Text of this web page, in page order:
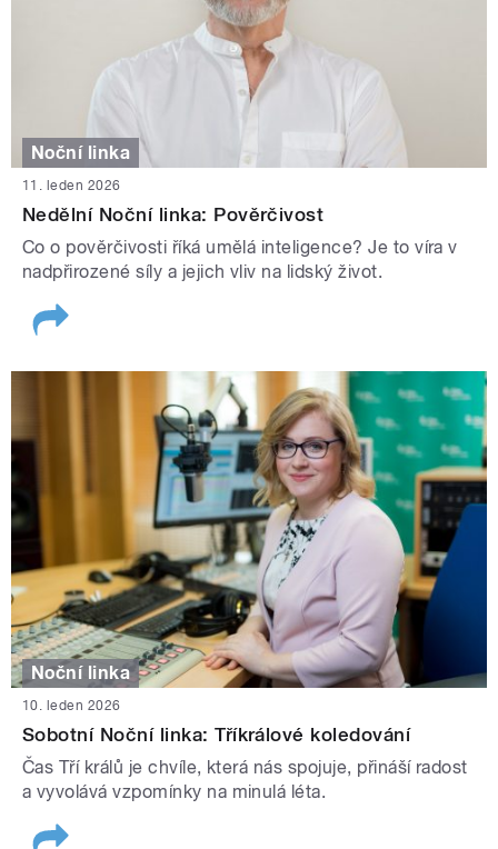
Noční linka
11. leden 2026
Nedělní Noční linka: Pověrčivost
Co o pověrčivosti říká umělá inteligence? Je to víra v
nadpřirozené síly a jejich vliv na lidský život.
Noční linka
10. leden 2026
Sobotní Noční linka: Tříkrálové koledování
Čas Tří králů je chvíle, která nás spojuje, přináší radost
a vyvolává vzpomínky na minulá léta.